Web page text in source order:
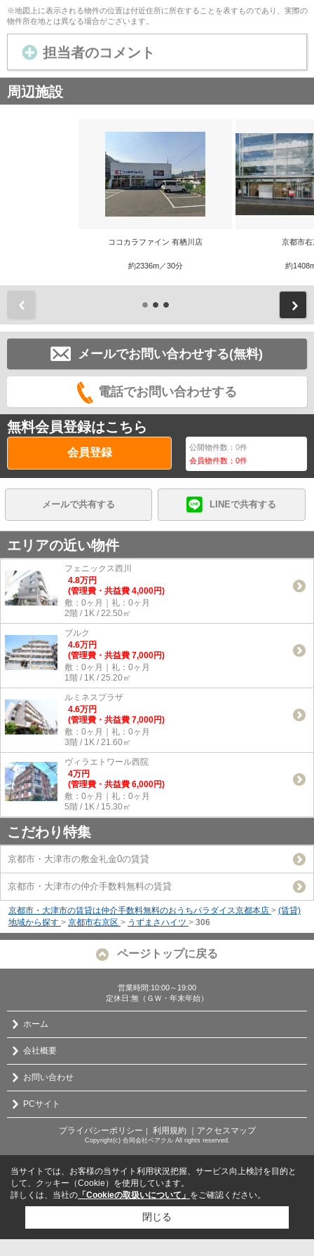
※地図上に表示される物件の位置は付近住所に所在することを表すものであり、実際の
物件所在地とは異なる場合がございます。
担当者のコメント
周辺施設
ココカラファイン 有栖川店
約2336m／30分
京都市
約
メールでお問い合わせする(無料)
電話でお問い合わせする
無料会員登録はこちら
会員登録 公開物件数：0件
会員物件数：0件
メールで共有する LINEで共有する
エリアの近い物件
フェニックス西川
4.8万円
(管理費・共益費 4,000円)
敷：0ヶ月｜礼：0ヶ月
2階 / 1K / 22.50㎡
ブルク
4.6万円
(管理費・共益費 7,000円)
敷：0ヶ月｜礼：0ヶ月
1階 / 1K / 25.20㎡
ルミネスプラザ
4.6万円
(管理費・共益費 7,000円)
敷：0ヶ月｜礼：0ヶ月
3階 / 1K / 21.60㎡
ヴィラエトワール西院
4万円
(管理費・共益費 6,000円)
敷：0ヶ月｜礼：0ヶ月
5階 / 1K / 15.30㎡
こだわり特集
京都市・大津市の敷金礼金0の賃貸
京都市・大津市の仲介手数料無料の賃貸
京都市・大津市の賃貸は仲介手数料無料のおうちパラダイス京都本店 > (賃貸)
地域から探す > 京都市右京区 > うずまさハイツ > 306
ページトップに戻る
営業時間:10:00～19:00
定休日:無（ＧＷ・年末年始）
ホーム
会社概要
お問い合わせ
PCサイト
プライバシーポリシー ｜ 利用規約 ｜アクセスマップ
Copyright(c) 合同会社ベアクル All rights reserved.
当サイトでは、お客様の当サイト利用状況把握、サービス向上検討を目的と
して、クッキー（Cookie）を使用しています。
詳しくは、当社の 「Cookieの取扱いについて」 をご確認ください。
閉じる